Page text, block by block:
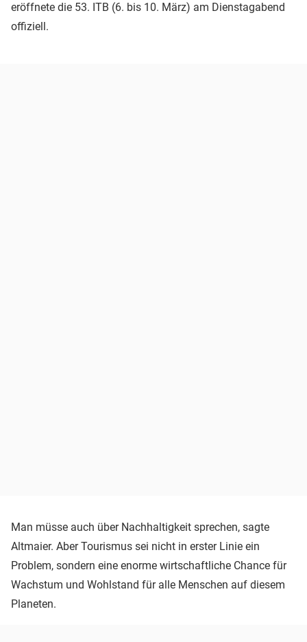
eröffnete die 53. ITB (6. bis 10. März) am Dienstagabend
offiziell.
Man müsse auch über Nachhaltigkeit sprechen, sagte
Altmaier. Aber Tourismus sei nicht in erster Linie ein
Problem, sondern eine enorme wirtschaftliche Chance für
Wachstum und Wohlstand für alle Menschen auf diesem
Planeten.